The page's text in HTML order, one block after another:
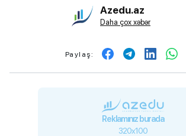
Azedu.az
Daha çox xəbər
Paylaş:
Reklamınız burada
320x100